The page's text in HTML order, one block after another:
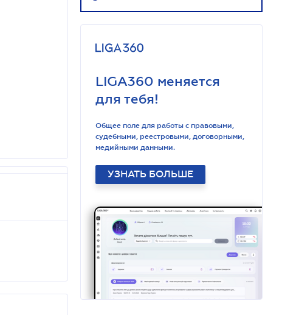
LIGA360 меняется
для тебя!
Общее поле для работы с правовыми,
судебными, реестровыми, договорными,
медийными данными.
УЗНАТЬ БОЛЬШЕ